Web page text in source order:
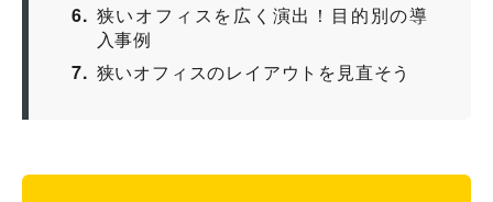
6
狭いオフィスを広く演出！目的別の導
入事例
7
狭いオフィスのレイアウトを見直そう